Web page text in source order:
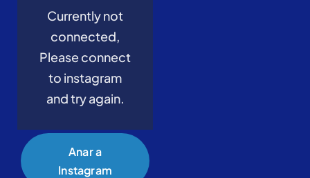
Currently not
connected,
Please connect
to instagram
and try again.
Anar a
Instagram